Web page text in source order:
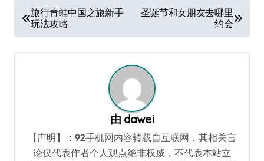
章
导
旅行青蛙中国之旅新手
玩法攻略
圣诞节和女朋友去哪里
约会
由 dawei
【声明】：92手机网内容转载自互联网，其相关言
论仅代表作者个人观点绝非权威，不代表本站立